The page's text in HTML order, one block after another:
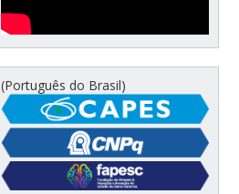
(Português do Brasil)